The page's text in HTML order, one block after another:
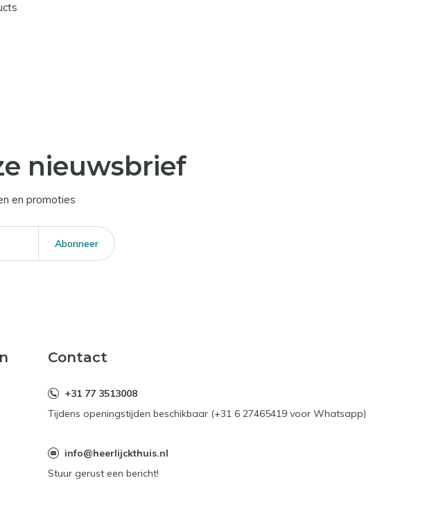
nieuwsbrief
en promoties
Abonneer
Contact
+31 77 3513008
Tijdens openingstijden beschikbaar (+31 6 27465419 voor Whatsapp)
info@heerlijckthuis.nl
Stuur gerust een bericht!